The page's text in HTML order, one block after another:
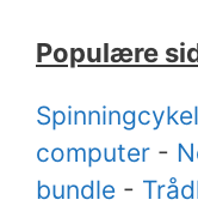
Populære
computer -
bundle -